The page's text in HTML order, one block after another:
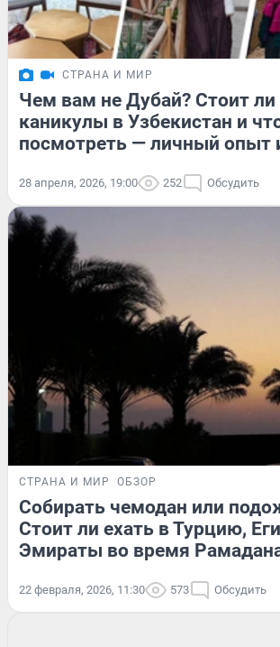
СТРАНА И МИР
Чем вам не Дубай? Стоит ли
каникулы в Узбекистан и
посмотреть — личный опыт
28 апреля, 2026, 19:00 252 Обсудить
СТРАНА И МИР ОБЗОР
Собирать чемодан или
Стоит ли ехать в Турцию,
Эмираты во время
22 февраля, 2026, 11:30 573 Обсудить